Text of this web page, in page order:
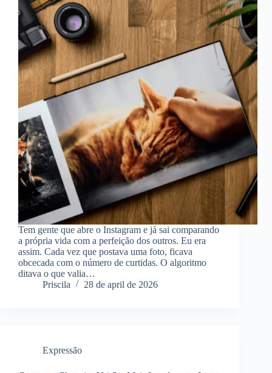
Tem gente que abre o Instagram e já sai comparando
a própria vida com a perfeição dos outros. Eu era
assim. Cada vez que postava uma foto, ficava
obcecada com o número de curtidas. O algoritmo
ditava o que valia…
Priscila
28 de april de 2026
Expressão